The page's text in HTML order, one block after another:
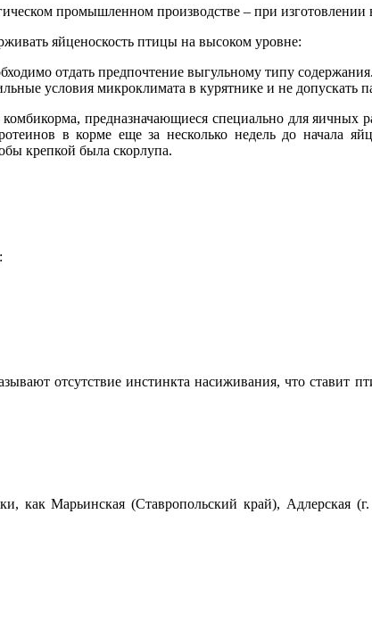
промышленном производстве – при изготовлении
яйценоскость птицы на высоком уровне:
отдать предпочтение выгульному типу содержания.
условия микроклимата в курятнике и не допускать
предназначающиеся специально для яичных
в корме еще за несколько недель до начала
крепкой была скорлупа.
отсутствие инстинкта насиживания, что ставит
как Марьинская (Ставропольский край), Адлерская